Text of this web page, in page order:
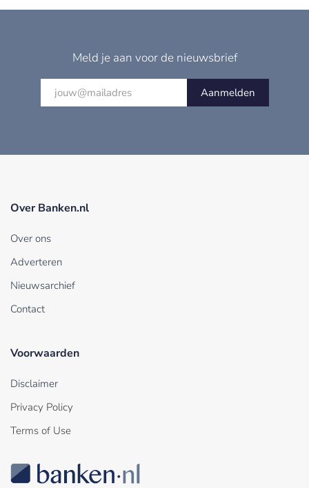
Meld je aan voor de nieuwsbrief
Aanmelden
Over Banken.nl
Over ons
Adverteren
Nieuwsarchief
Contact
Voorwaarden
Disclaimer
Privacy Policy
Terms of Use